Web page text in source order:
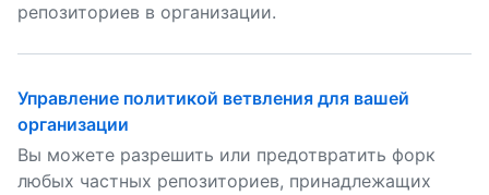
репозиториев в организации.
Управление политикой ветвления для вашей
организации
Вы можете разрешить или предотвратить форк
любых частных репозиториев, принадлежащих